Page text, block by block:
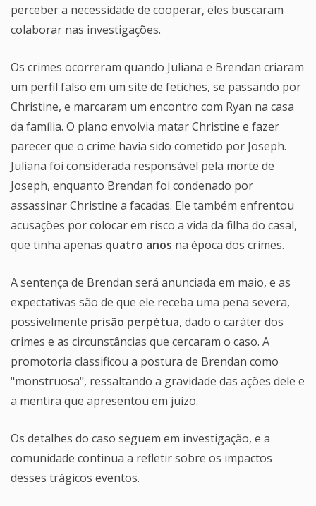
perceber a necessidade de cooperar, eles buscaram
colaborar nas investigações.
Os crimes ocorreram quando Juliana e Brendan criaram
um perfil falso em um site de fetiches, se passando por
Christine, e marcaram um encontro com Ryan na casa
da família. O plano envolvia matar Christine e fazer
parecer que o crime havia sido cometido por Joseph.
Juliana foi considerada responsável pela morte de
Joseph, enquanto Brendan foi condenado por
assassinar Christine a facadas. Ele também enfrentou
acusações por colocar em risco a vida da filha do casal,
que tinha apenas quatro anos na época dos crimes.
A sentença de Brendan será anunciada em maio, e as
expectativas são de que ele receba uma pena severa,
possivelmente prisão perpétua, dado o caráter dos
crimes e as circunstâncias que cercaram o caso. A
promotoria classificou a postura de Brendan como
"monstruosa", ressaltando a gravidade das ações dele e
a mentira que apresentou em juízo.
Os detalhes do caso seguem em investigação, e a
comunidade continua a refletir sobre os impactos
desses trágicos eventos.